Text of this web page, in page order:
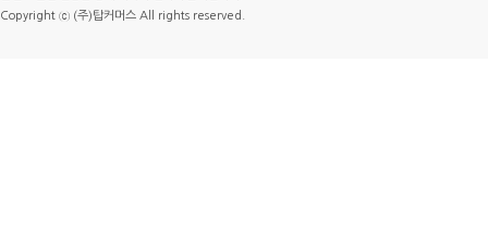
Copyright ⓒ (주)탑커머스 All rights reserved.